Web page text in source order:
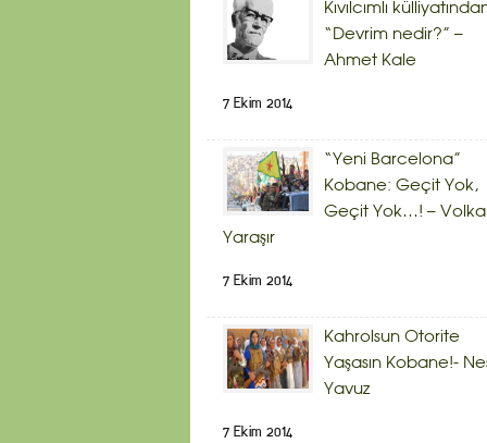
Kıvılcımlı
“Devrim nedir?” –
Ahmet Kale
7 Ekim 2014
“Yeni Barcelona”
Kobane: Geçit Yok,
Geçit Yok…! –
Yaraşır
7 Ekim 2014
Kahrolsun Otorite
Yaşasın Kobane!-
Yavuz
7 Ekim 2014